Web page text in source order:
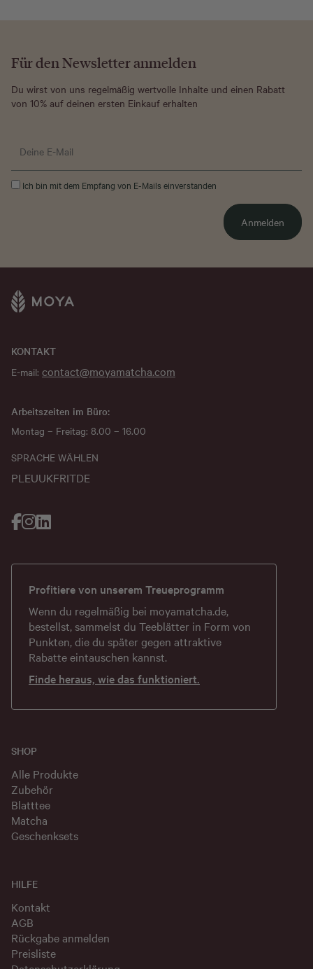
Für den Newsletter anmelden
Du wirst von uns regelmäßig wertvolle Inhalte und einen Rabatt
von 10% auf deinen ersten Einkauf erhalten
Ich bin mit dem Empfang von E-Mails einverstanden
Anmelden
KONTAKT
E-mail: contact@moyamatcha.com
Arbeitszeiten im Büro:
Montag – Freitag: 8.00 – 16.00
SPRACHE WÄHLEN
PL EUUKFRITDE
SHOP
Alle Produkte
Zubehör
Blatttee
Matcha
Geschenksets
HILFE
Kontakt
AGB
Rückgabe anmelden
Preisliste
Profitiere von unserem Treueprogramm
Wenn du regelmäßig bei moyamatcha.de,
bestellst, sammelst du Teeblätter in Form von
Punkten, die du später gegen attraktive
Rabatte eintauschen kannst.
Finde heraus, wie das funktioniert.